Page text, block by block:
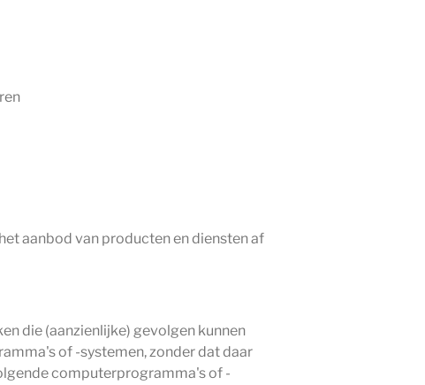
aanbod van producten en diensten af
die (aanzienlijke) gevolgen kunnen
of -systemen, zonder dat daar
computerprogramma's of -